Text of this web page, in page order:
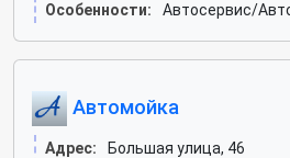
Особенности:
Автосервис/
Автомойка
Адрес:
Большая улица, 46